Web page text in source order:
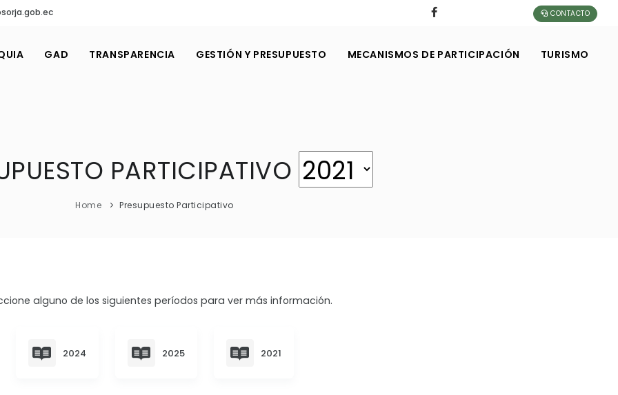
CONTACTO
GAD TRANSPARENCIA GESTIÓN Y PRESUPUESTO MECANISMOS DE PARTICIPACIÓN TURISMO
PARTICIPATIVO
Home Presupuesto Participativo
alguno de los siguientes períodos para ver más información.
2024 2025 2021